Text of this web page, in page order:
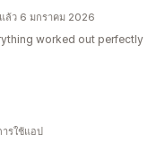
ล้ว 6 มกราคม 2026
worked out perfectly
รใช้แอป